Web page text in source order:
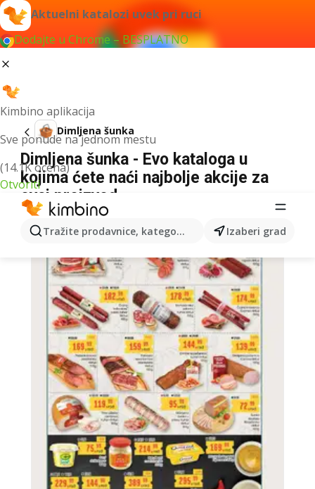
Aktuelni katalozi uvek pri ruci
Dodajte u Chrome – BESPLATNO
Kimbino aplikacija
Sve ponude na jednom mestu
(14.1K ocena)
Otvoriti
Tražite prodavnice, kategorije, proizvode...Izaberi grad
Dimljena šunka
Dimljena šunka - Evo kataloga u
kojima ćete naći najbolje akcije za
ovaj proizvod